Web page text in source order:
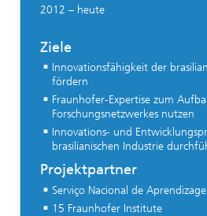
2012 – heute
Ziele
Innovationsfähigkeit der
fördern
Fraunhofer-Expertise zum
Forschungsnetzwerkes nutzen
Innovations- und
brasilianischen Industrie
Projektpartner
Serviço Nacional de
15 Fraunhofer Institute